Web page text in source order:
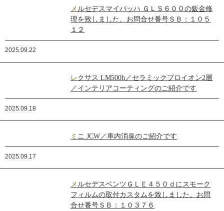
メルセデスマイバッハ ＧＬＳ６００の鈑金修
理を致しました。お問合せ番号ＳＢ：１０５
１２
2025.09.22
レクサス LM500h／セラミックプロイオン2層
／インテリアコーティングのご紹介です
2025.09.18
ミニ JCW／車内消臭のご紹介です
2025.09.17
メルセデスベンツＧＬＥ４５０ｄにスモーク
フィルムの取付カスタムを致しました。お問
合せ番号ＳＢ：１０３７６